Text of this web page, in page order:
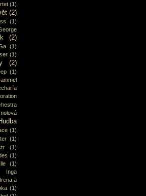
(1)
(2)
(1)
(2)
(1)
(1)
(2)
(1)
(1)
(1)
(1)
(1)
Ille
(1)
Inga
Irena a
(1)